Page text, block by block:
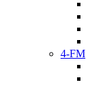
4-FM